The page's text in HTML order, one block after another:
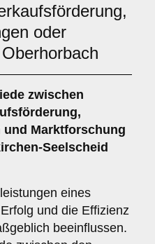
oder
zwischen
,
und Marktforschung
Seelscheid
eines
und die Effizienz
beeinflussen.